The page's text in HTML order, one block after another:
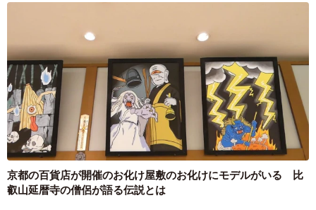
京都の百貨店が開催のお化け屋敷のお化けにモデルがいる 比
叡山延暦寺の僧侶が語る伝説とは